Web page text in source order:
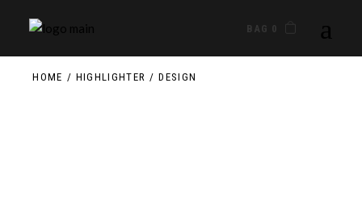
BAG 0
HOME HIGHLIGHTER DESIGN